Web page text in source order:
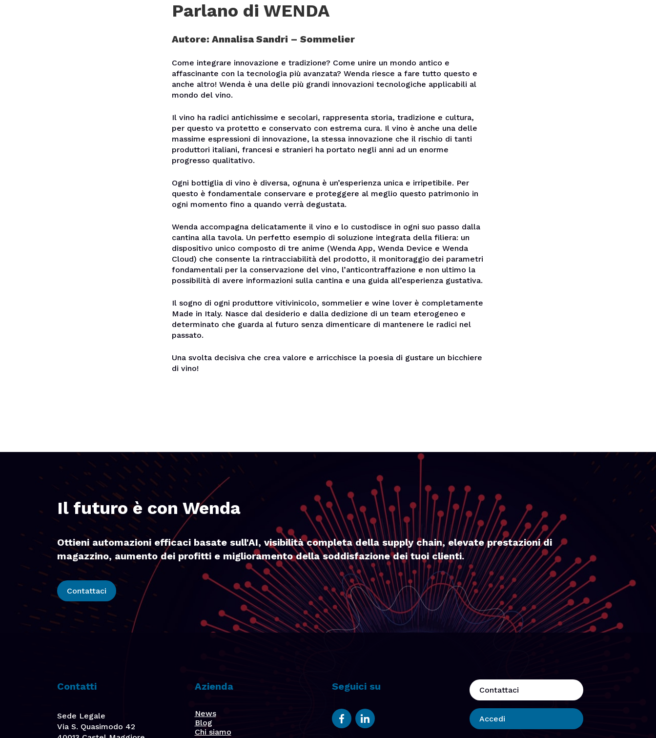
Parlano di WENDA
Autore: Annalisa Sandri – Sommelier
Come integrare innovazione e tradizione? Come unire un mondo antico e
affascinante con la tecnologia più avanzata? Wenda riesce a fare tutto questo e
anche altro! Wenda è una delle più grandi innovazioni tecnologiche applicabili al
mondo del vino.
Il vino ha radici antichissime e secolari, rappresenta storia, tradizione e cultura,
per questo va protetto e conservato con estrema cura. Il vino è anche una delle
massime espressioni di innovazione, la stessa innovazione che il rischio di tanti
produttori italiani, francesi e stranieri ha portato negli anni ad un enorme
progresso qualitativo.
Ogni bottiglia di vino è diversa, ognuna è un’esperienza unica e irripetibile. Per
questo è fondamentale conservare e proteggere al meglio questo patrimonio in
ogni momento fino a quando verrà degustata.
Wenda accompagna delicatamente il vino e lo custodisce in ogni suo passo dalla
cantina alla tavola. Un perfetto esempio di soluzione integrata della filiera: un
dispositivo unico composto di tre anime (Wenda App, Wenda Device e Wenda
Cloud) che consente la rintracciabilità del prodotto, il monitoraggio dei parametri
fondamentali per la conservazione del vino, l’anticontraffazione e non ultimo la
possibilità di avere informazioni sulla cantina e una guida all’esperienza gustativa.
Il sogno di ogni produttore vitivinicolo, sommelier e wine lover è completamente
Made in Italy. Nasce dal desiderio e dalla dedizione di un team eterogeneo e
determinato che guarda al futuro senza dimenticare di mantenere le radici nel
passato.
Una svolta decisiva che crea valore e arricchisce la poesia di gustare un bicchiere
di vino!
Il futuro è con Wenda
Ottieni automazioni efficaci basate sull'AI, visibilità completa della supply chain, elevate prestazioni di
magazzino, aumento dei profitti e miglioramento della soddisfazione dei tuoi clienti.
Contattaci
Contatti
Sede Legale
Via S. Quasimodo 42
Azienda
News
Blog
Chi siamo
Seguici su Contattaci
Accedi